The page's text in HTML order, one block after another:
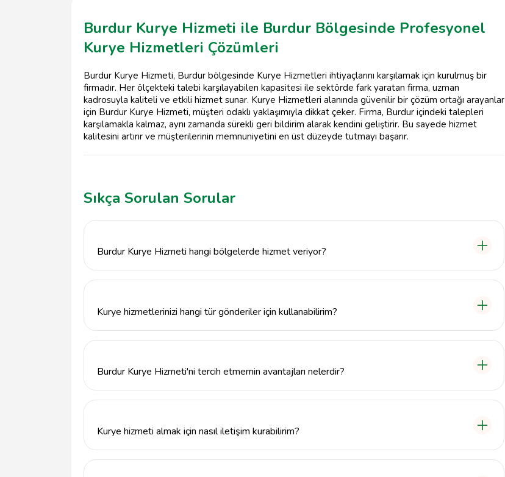
Burdur Kurye Hizmeti ile Burdur Bölgesinde Profesyonel
Kurye Hizmetleri Çözümleri
Burdur Kurye Hizmeti, Burdur bölgesinde Kurye Hizmetleri ihtiyaçlarını karşılamak için kurulmuş bir
firmadır. Her ölçekteki talebi karşılayabilen kapasitesi ile sektörde fark yaratan firma, uzman
kadrosuyla kaliteli ve etkili hizmet sunar. Kurye Hizmetleri alanında güvenilir bir çözüm ortağı arayanlar
için Burdur Kurye Hizmeti, müşteri odaklı yaklaşımıyla dikkat çeker. Firma, Burdur içindeki talepleri
karşılamakla kalmaz, aynı zamanda sürekli geri bildirim alarak kendini geliştirir. Bu sayede hizmet
kalitesini artırır ve müşterilerinin memnuniyetini en üst düzeyde tutmayı başarır.
Sıkça Sorulan Sorular
Burdur Kurye Hizmeti hangi bölgelerde hizmet veriyor?
Kurye hizmetlerinizi hangi tür gönderiler için kullanabilirim?
Burdur Kurye Hizmeti'ni tercih etmemin avantajları nelerdir?
Kurye hizmeti almak için nasıl iletişim kurabilirim?